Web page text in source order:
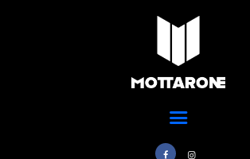
MOTTARONE STRESA